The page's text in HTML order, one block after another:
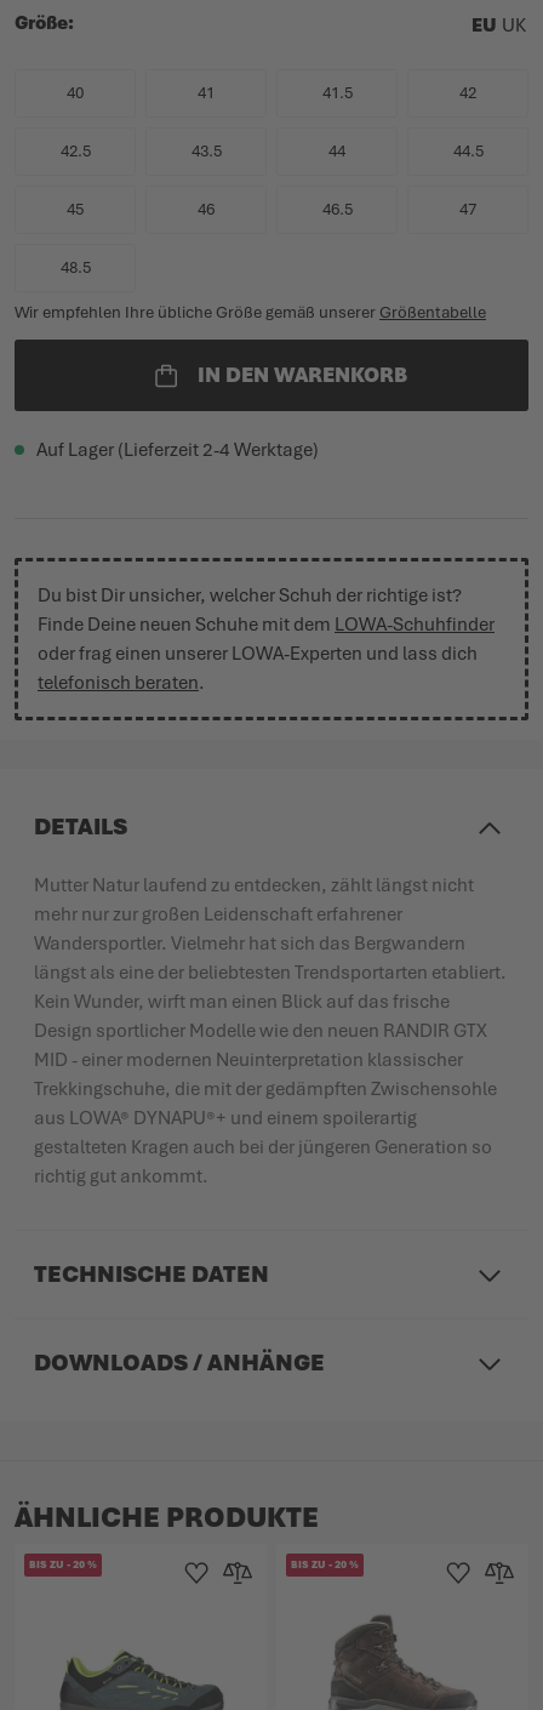
Größe EU UK
40 41 41.5 42
42.5 43.5 44 44.5
45 46 46.5 47
48.5
Wir empfehlen Ihre übliche Größe gemäß unserer Größentabelle
IN DEN WARENKORB
Auf Lager (Lieferzeit 2-4 Werktage)
Du bist Dir unsicher, welcher Schuh der richtige ist?
Finde Deine neuen Schuhe mit dem LOWA-Schuhfinder
oder frag einen unserer LOWA-Experten und lass dich
telefonisch beraten.
DETAILS
Mutter Natur laufend zu entdecken, zählt längst nicht
mehr nur zur großen Leidenschaft erfahrener
Wandersportler. Vielmehr hat sich das Bergwandern
längst als eine der beliebtesten Trendsportarten etabliert.
Kein Wunder, wirft man einen Blick auf das frische
Design sportlicher Modelle wie den neuen RANDIR GTX
MID - einer modernen Neuinterpretation klassischer
Trekkingschuhe, die mit der gedämpften Zwischensohle
aus LOWA® DYNAPU®+ und einem spoilerartig
gestalteten Kragen auch bei der jüngeren Generation so
richtig gut ankommt.
TECHNISCHE DATEN
DOWNLOADS / ANHÄNGE
ÄHNLICHE PRODUKTE
BIS ZU -20%
Zur Wunschliste hinzufügen
Zur Vergleichsliste hinzufügen
BIS ZU -20%
Zur Zur